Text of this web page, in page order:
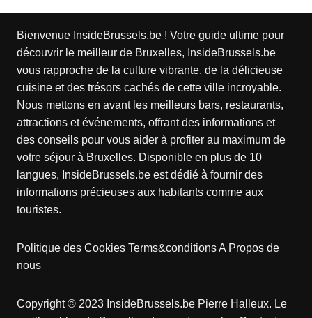
Bienvenue InsideBrussels.be ! Votre guide ultime pour
découvrir le meilleur de Bruxelles, InsideBrussels.be
vous rapproche de la culture vibrante, de la délicieuse
cuisine et des trésors cachés de cette ville incroyable.
Nous mettons en avant les meilleurs bars, restaurants,
attractions et événements, offrant des informations et
des conseils pour vous aider à profiter au maximum de
votre séjour à Bruxelles. Disponible en plus de 10
langues, InsideBrussels.be est dédié à fournir des
informations précieuses aux habitants comme aux
touristes.
Politique des Cookies Terms&conditionsA Propos de
nous
Copyright © 2023 InsideBrussels.be Pierre Halleux. Le